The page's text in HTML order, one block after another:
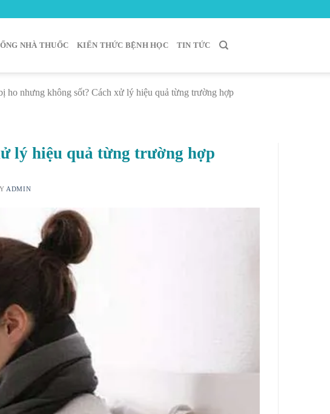
NHÀ THUỐC KIẾN THỨC BỆNH HỌC TIN TỨC
ho nhưng không sốt? Cách xử lý hiệu quả từng trường hợp
lý hiệu quả từng trường hợp
ADMIN